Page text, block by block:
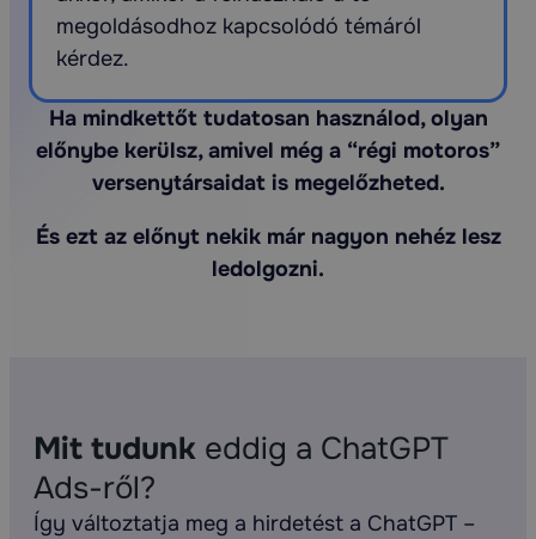
megoldásodhoz kapcsolódó témáról
kérdez.
Ha mindkettőt tudatosan használod, olyan
előnybe kerülsz, amivel még a “régi motoros”
versenytársaidat is megelőzheted.
És ezt az előnyt nekik már nagyon nehéz lesz
ledolgozni.
Mit tudunk eddig a ChatGPT
Ads-ről?
Így változtatja meg a hirdetést a ChatGPT –